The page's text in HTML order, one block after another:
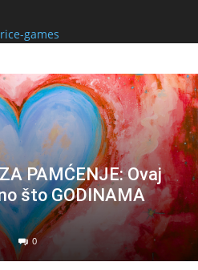
PAMĆENJE: Ovaj
što GODINAMA
0